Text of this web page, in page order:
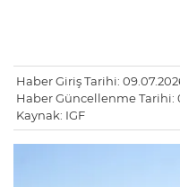
Haber Giriş Tarihi:
Haber Güncellenme Tarihi:
Kaynak: IGF